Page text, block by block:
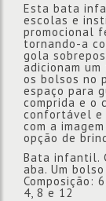
Esta bata
escolas e
promocional
tornando-a
gola
adicionam
os bolsos no
espaço para
comprida e o
confortável e
com a
opção de
Bata infantil.
aba. Um
Composição:
4, 8 e 12